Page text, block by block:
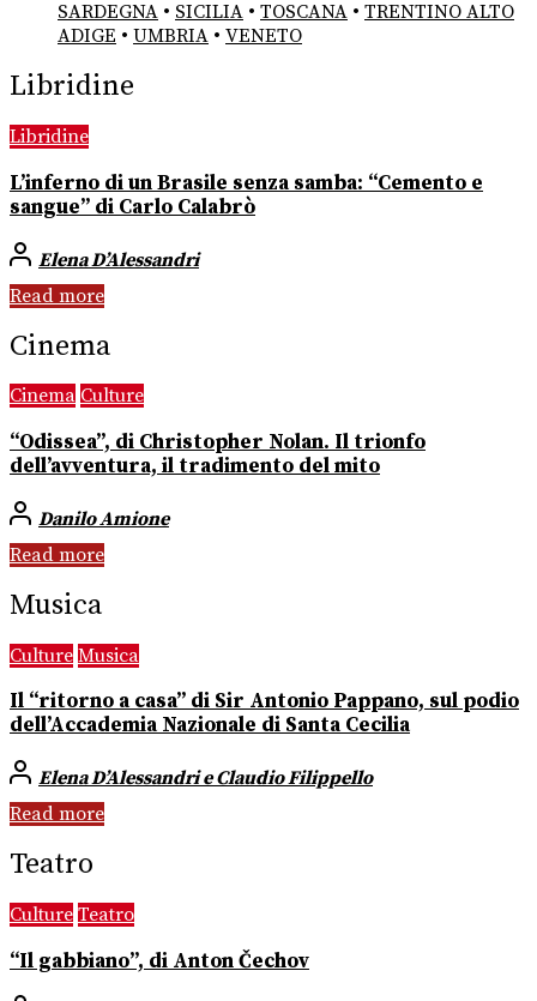
SARDEGNA • SICILIA • TOSCANA • TRENTINO ALTO
ADIGE • UMBRIA • VENETO
Libridine
Libridine
L’inferno di un Brasile senza samba: “Cemento e
sangue” di Carlo Calabrò
Elena D’Alessandri
Read more
Cinema
Cinema Culture
“Odissea”, di Christopher Nolan. Il trionfo
dell’avventura, il tradimento del mito
Danilo Amione
Read more
Musica
Culture Musica
Il “ritorno a casa” di Sir Antonio Pappano, sul podio
dell’Accademia Nazionale di Santa Cecilia
Elena D’Alessandri e Claudio Filippello
Read more
Teatro
Culture Teatro
“Il gabbiano”, di Anton Čechov